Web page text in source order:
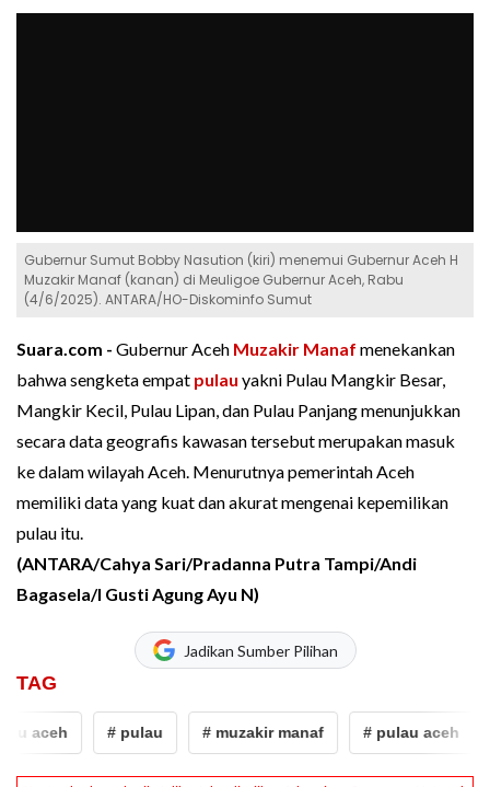
Gubernur Sumut Bobby Nasution (kiri) menemui Gubernur Aceh H
Muzakir Manaf (kanan) di Meuligoe Gubernur Aceh, Rabu
(4/6/2025). ANTARA/HO-Diskominfo Sumut
Suara.com - Gubernur Aceh Muzakir Manaf menekankan
bahwa sengketa empat pulau yakni Pulau Mangkir Besar,
Mangkir Kecil, Pulau Lipan, dan Pulau Panjang menunjukkan
secara data geografis kawasan tersebut merupakan masuk
ke dalam wilayah Aceh. Menurutnya pemerintah Aceh
memiliki data yang kuat dan akurat mengenai kepemilikan
pulau itu.
(ANTARA/Cahya Sari/Pradanna Putra Tampi/Andi
Bagasela/I Gusti Agung Ayu N)
Jadikan Sumber Pilihan
TAG
aceh # pulau # muzakir manaf # pulau aceh